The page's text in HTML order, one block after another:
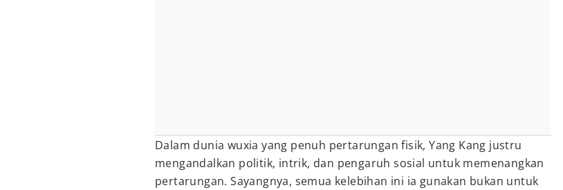
Dalam dunia wuxia yang penuh pertarungan fisik, Yang Kang justru
mengandalkan politik, intrik, dan pengaruh sosial untuk memenangkan
pertarungan. Sayangnya, semua kelebihan ini ia gunakan bukan untuk